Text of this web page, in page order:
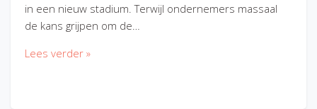
in een nieuw stadium. Terwijl ondernemers massaal
de kans grijpen om de…
Lees verder »